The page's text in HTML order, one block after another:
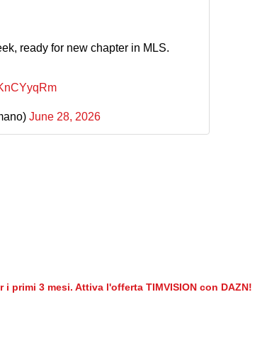
ready for new chapter in MLS.
June 28, 2026
i primi 3 mesi. Attiva l'offerta TIMVISION con DAZN!